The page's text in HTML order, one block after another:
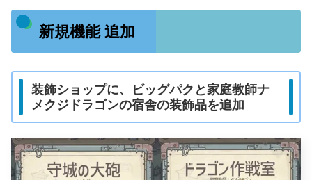
新規機能 追加
装飾ショップに、ビッグパクと家庭教師ナ
メクジドラゴンの宿舎の装飾品を追加